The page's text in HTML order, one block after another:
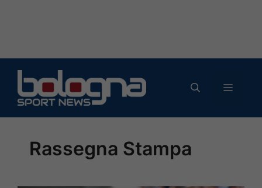
contenuto
MENU
Rassegna Stampa